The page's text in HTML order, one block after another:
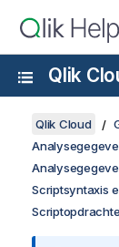
Qlik
Qlik Cloud
Scriptsyntaxis